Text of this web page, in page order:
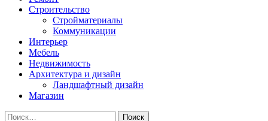
Строительство
Стройматериалы
Коммуникации
Интерьер
Мебель
Недвижимость
Архитектура и дизайн
Ландшафтный дизайн
Магазин
Найти: